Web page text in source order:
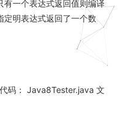
有一个表达式返回值则编译
定明表达式返回了一个数
码： Java8Tester.java 文